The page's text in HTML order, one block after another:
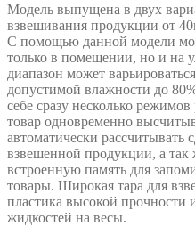
Модель выпущена в двух
взвешивания продукции от
С помощью данной модели
только в помещении, но и на
диапазон может
допустимой влажности до
себе сразу несколько
товар одновременно
автоматически рассчитывать
взвешенной продукции, а
встроенную память для
товары. Широкая тара для
пластика высокой прочности
жидкостей на весы.